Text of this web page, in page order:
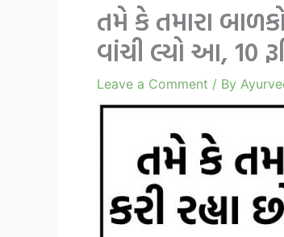
તમે કે તમારા
વાંચી લ્યો આ, 10
Leave a Comment / By